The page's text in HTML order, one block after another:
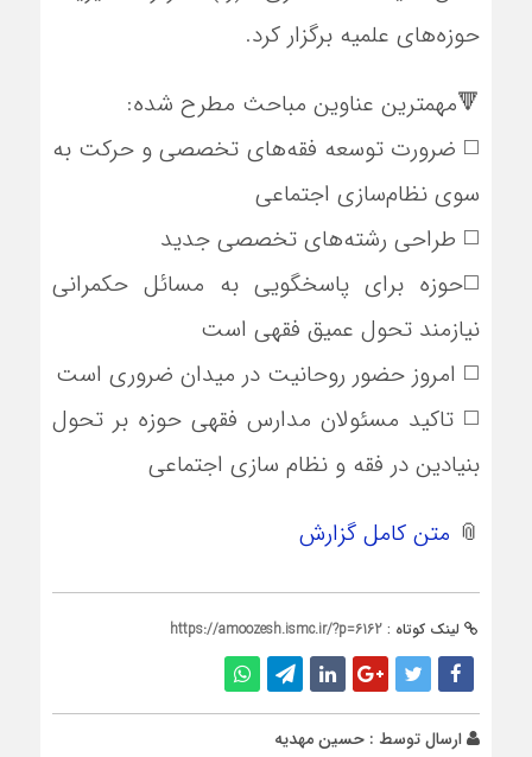
حوزه‌های علمیه برگزار کرد.
🔻مهمترین عناوین مباحث مطرح شده:
◻️ ضرورت توسعه فقه‌های تخصصی و حرکت به
سوی نظام‌سازی اجتماعی
◻️ طراحی رشته‌های تخصصی جدید
◻️حوزه برای پاسخگویی به مسائل حکمرانی
نیازمند تحول عمیق فقهی است
◻️ امروز حضور روحانیت در میدان ضروری است
◻️ تاکید مسئولان مدارس فقهی حوزه بر تحول
بنیادین در فقه و نظام‌ سازی اجتماعی
📎 متن کامل گزارش
لینک کوتاه : https://amoozesh.ismc.ir/?p=6162
ارسال توسط : حسین مهدیه